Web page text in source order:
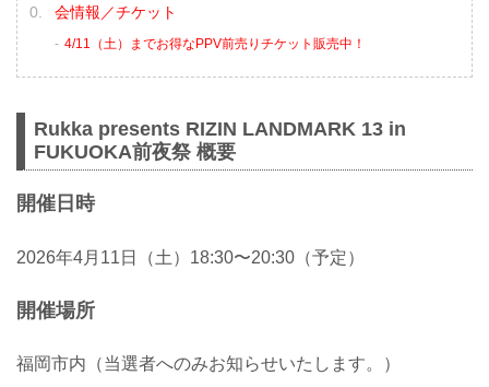
会情報／チケット
4/11（土）までお得なPPV前売りチケット販売中！
Rukka presents RIZIN LANDMARK 13 in
FUKUOKA前夜祭 概要
開催日時
2026年4月11日（土）18:30〜20:30（予定）
開催場所
福岡市内（当選者へのみお知らせいたします。）